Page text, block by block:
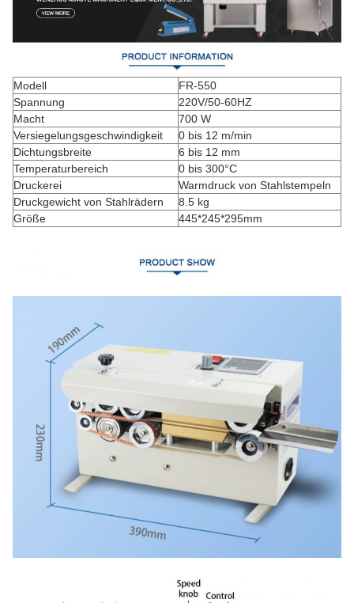
Modell
FR-550
Spannung
220V/50-60HZ
Macht
700 W
Versiegelungsgeschwindigkeit
0 bis 12 m/min
Dichtungsbreite
6 bis 12 mm
Temperaturbereich
0 bis 300°C
Druckerei
Warmdruck von Stahlstempeln
Druckgewicht von Stahlrädern
8.5 kg
Größe
445*245*295mm